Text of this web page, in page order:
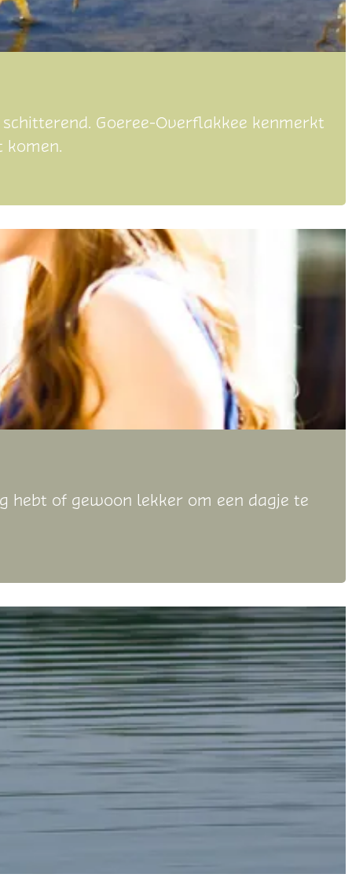
Goeree-Overflakkee kenmerkt
komen.
hebt of gewoon lekker om een dagje te